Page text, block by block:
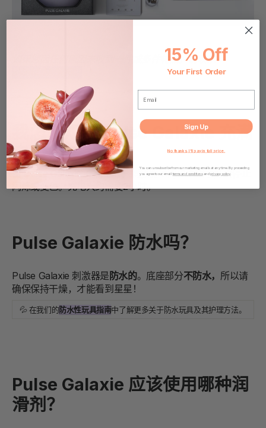
如果您因任何原因未收到一件或多件物品，请联系
我怎么知道 Pulse Galaxie 充满
电了？
当 Pulse Galaxie 充满电时，刺激器上的电池指示灯会停止
闪烁或变色。充电大约需要2小时。
Pulse Galaxie 防水吗？
Pulse Galaxie 刺激器是 防水的。底座部分不防水， 所以请
确保保持干燥，才能看到星星！
💦 在我们的防水性玩具指南中了解更多关于防水玩具及其护理方法。
Pulse Galaxie 应该使用哪种润
滑剂？
15% Off
Your First Order
Sign Up
No thanks, I'll pay in full price.
You can unsubscribe from our marketing emails at any time. By proceeding
you agree to our email terms and conditionsandprivacy policy.